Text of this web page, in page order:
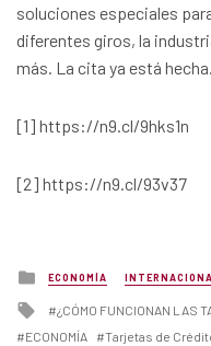
soluciones especiales
diferentes giros, la
más. La cita ya está hecha.
[1] https://n9.cl/9hks1n
[2] https://n9.cl/93v37
Posted
in
ECONOMÍA
Tagged
with
¿CÓMO FUNCIONAN LAS
ECONOMÍA
Tarjetas de